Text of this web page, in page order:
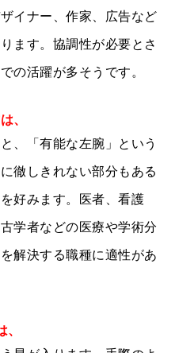
イナー、作家、広告など
ます。協調性が必要とさ
の活躍が多そうです。
、
、「有能な左腕」という
徹しきれない部分もある
好みます。医者、看護
学者などの医療や学術分
解決する職種に適性があ